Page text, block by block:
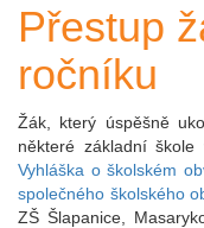
Přestup
ročníku
Žák, který úspěšně
některé základní
Vyhláška o školském
společného školského
ZŠ Šlapanice,